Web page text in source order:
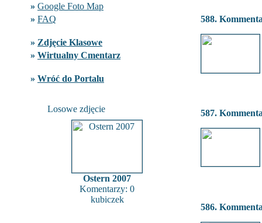
» Google Foto Map
» FAQ
» Zdjęcie Klasowe
» Wirtualny Cmentarz
» Wróć do Portalu
Losowe zdjęcie
Ostern 2007
Komentarzy: 0
kubiczek
588.
587.
586.